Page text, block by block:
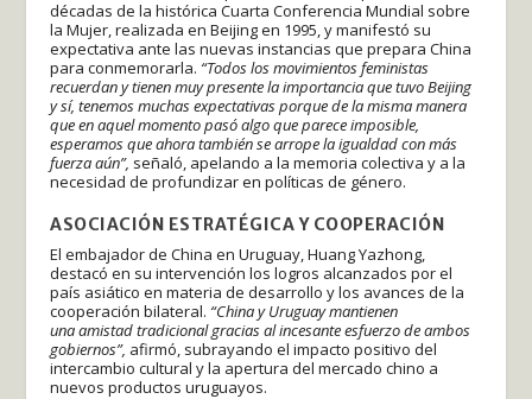
décadas de la histórica Cuarta Conferencia Mundial sobre
la Mujer, realizada en Beijing en 1995, y manifestó su
expectativa ante las nuevas instancias que prepara China
para conmemorarla. “Todos los movimientos feministas
recuerdan y tienen muy presente la importancia que tuvo Beijing
y sí, tenemos muchas expectativas porque de la misma manera
que en aquel momento pasó algo que parece imposible,
esperamos que ahora también se arrope la igualdad con más
fuerza aún”, señaló, apelando a la memoria colectiva y a la
necesidad de profundizar en políticas de género.
ASOCIACIÓN ESTRATÉGICA Y COOPERACIÓN
El embajador de China en Uruguay, Huang Yazhong,
destacó en su intervención los logros alcanzados por el
país asiático en materia de desarrollo y los avances de la
cooperación bilateral. “China y Uruguay mantienen
una amistad tradicional gracias al incesante esfuerzo de ambos
gobiernos”, afirmó, subrayando el impacto positivo del
intercambio cultural y la apertura del mercado chino a
nuevos productos uruguayos.